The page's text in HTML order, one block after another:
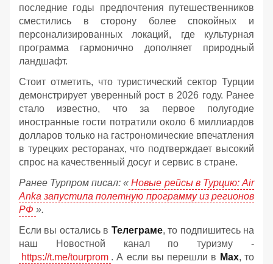
последние годы предпочтения путешественников
сместились в сторону более спокойных и
персонализированных локаций, где культурная
программа гармонично дополняет природный
ландшафт.
Стоит отметить, что туристический сектор Турции
демонстрирует уверенный рост в 2026 году. Ранее
стало известно, что за первое полугодие
иностранные гости потратили около 6 миллиардов
долларов только на гастрономические впечатления
в турецких ресторанах, что подтверждает высокий
спрос на качественный досуг и сервис в стране.
Ранее Турпром писал: « Новые рейсы в Турцию: Air
Anka запустила полетную программу из регионов
РФ ».
Если вы остались в Телеграме, то подпишитесь на
наш Новостной канал по туризму -
https://t.me/tourprom . А если вы перешли в Мах, то